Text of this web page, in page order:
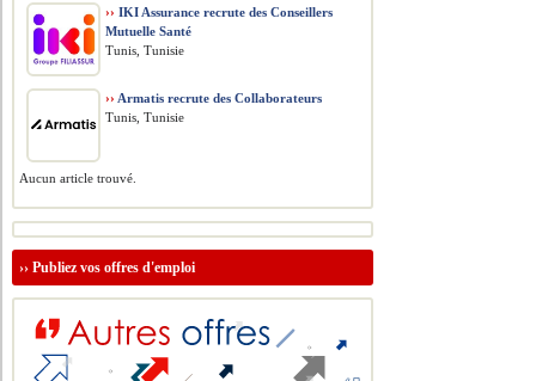
›› IKI Assurance recrute des Conseillers
Mutuelle Santé
Tunis, Tunisie
›› Armatis recrute des Collaborateurs
Tunis, Tunisie
Aucun article trouvé.
››Publiez vos offres d'emploi